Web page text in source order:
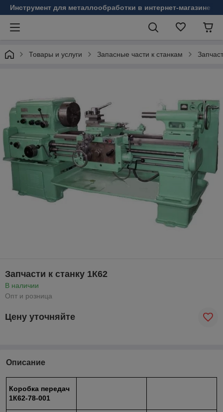
Инструмент для металлообработки в интернет-магазине
Товары и услуги Запасные части к станкам
Запчасти к станку 1К62
В наличии
Опт и розница
Цену уточняйте
Описание
Коробка передач
1К62-78-001